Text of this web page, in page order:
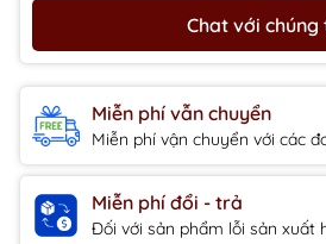
Chat với chúng
Miễn phí vẫn chuyển
Miễn phí vận chuyển với các
Miễn phí đổi - trả
Đối với sản phẩm lỗi sản xuất